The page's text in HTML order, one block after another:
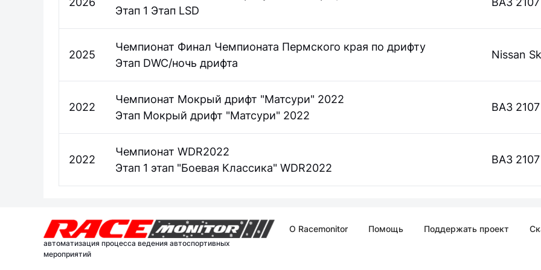
Этап 1 Этап LSD
2025
Чемпионат Финал Чемпионата Пермского края по дрифту
Этап DWC/ночь дрифта
Nissan
2022
Чемпионат Мокрый дрифт "Матсури" 2022
Этап Мокрый дрифт "Матсури" 2022
ВАЗ 2107
2022
Чемпионат WDR2022
Этап 1 этап "Боевая Классика" WDR2022
ВАЗ 2107
автоматизация процесса ведения автоспортивных
мероприятий
О Racemonitor Помощь Поддержать проект